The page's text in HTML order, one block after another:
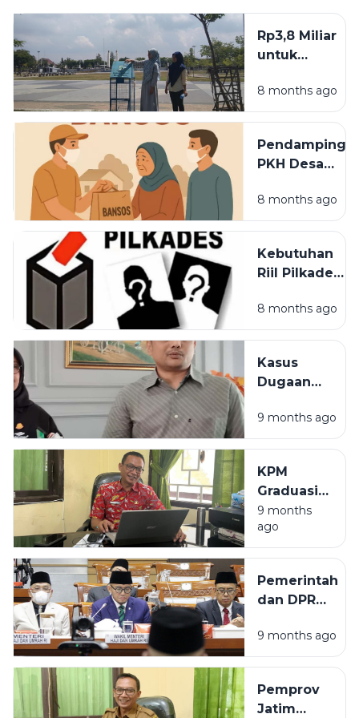
Rp3,8 Miliar
untuk
Kebersihan
Dinilai
Perkim
Sampang:
Cukup
Operasional
8 months ago
Pendamping
PKH Desa
Bantah
Instruksikan
Uang ke
Ketua
8 months ago
Kebutuhan
Riil Pilkades
Diperkirakan
Rp27,8
Desa Rp120
Juta
8 months ago
Kasus
Dugaan
Pajak RSMZ
Sampang
Penyelidikan
9 months ago
KPM
Graduasi
dari PKH
Mulai
2026,
Sampang:
Ajakan
Mandiri
9 months
ago
Pemerintah
dan DPR
BPIH 2026
Sebesar
per
9 months ago
Pemprov
Jatim